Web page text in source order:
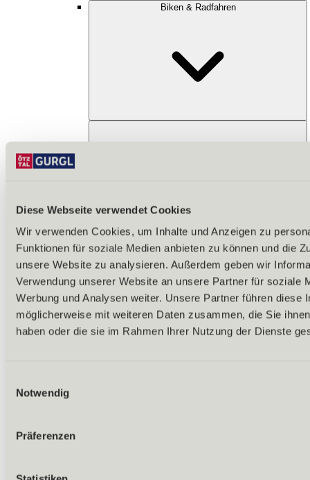
Diese Webseite verwendet Cookies
Wir verwenden Cookies, um Inhalte und Anzeigen zu
Funktionen für soziale Medien anbieten zu können und die
unsere Website zu analysieren. Außerdem geben wir
Verwendung unserer Website an unsere Partner für soziale
Werbung und Analysen weiter. Unsere Partner führen diese
möglicherweise mit weiteren Daten zusammen, die Sie
haben oder die sie im Rahmen Ihrer Nutzung der Dienste
Notwendig
Präferenzen
Biken & Radfahren